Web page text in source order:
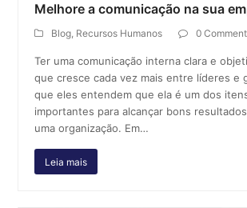
Melhore a comunicação na sua
Blog, Recursos Humanos 0
Ter uma comunicação interna clara e
que cresce cada vez mais entre líderes e
que eles entendem que ela é um dos
importantes para alcançar bons
uma organização. Em…
Leia mais